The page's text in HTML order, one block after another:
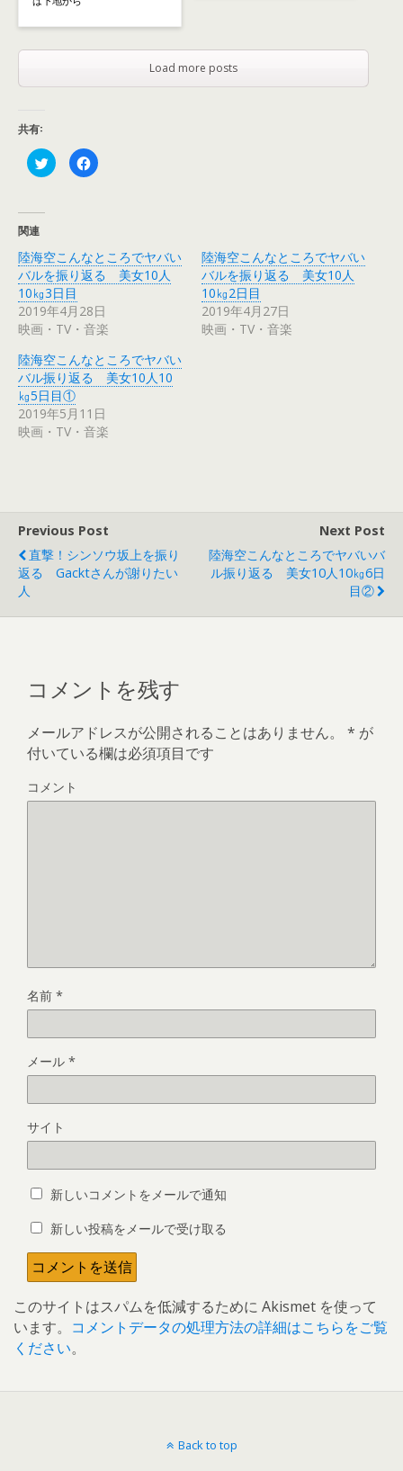
Load more posts
共有:
ク
リ
t
t
e
r
で
共
有
(
し
い
ウ
ィ
ン
ド
ウ
で
開
F
a
共
有
す
る
は
ク
リ
ク
し
く
さ
い
(
新
で
開
き
ま
す
)
関連
陸海空こんなところでヤバい
バルを振り返る 美女10人
10㎏3日目
2019年4月28日
映画・TV・音楽
陸海空こんなところでヤバい
バルを振り返る 美女10人
10㎏2日目
2019年4月27日
映画・TV・音楽
陸海空こんなところでヤバい
バル振り返る 美女10人10
㎏5日目①
2019年5月11日
映画・TV・音楽
Previous Post
直撃！シンソウ坂上を振り
返る Gacktさんが謝りたい
人
Next Post
陸海空こんなところでヤバいバ
ル振り返る 美女10人10㎏6日
目②
コメントを残す
メールアドレスが公開されることはありません。 * が
付いている欄は必須項目です
コメント
名前 *
メール *
サイト
新しいコメントをメールで通知
新しい投稿をメールで受け取る
このサイトはスパムを低減するために Akismet を使って
います。 コメントデータの処理方法の詳細はこちらをご覧
ください。
Back to top